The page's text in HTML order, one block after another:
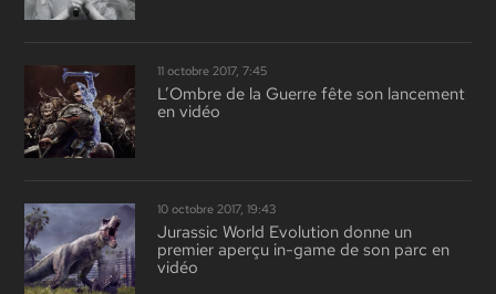
11 octobre 2017, 7:45
L’Ombre de la Guerre fête son lancement
en vidéo
10 octobre 2017, 19:43
Jurassic World Evolution donne un
premier aperçu in-game de son parc en
vidéo